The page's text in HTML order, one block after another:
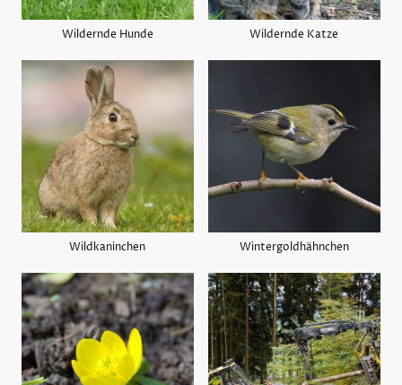
Wildernde Hunde Wildernde Katze
Wildkaninchen Wintergoldhähnchen